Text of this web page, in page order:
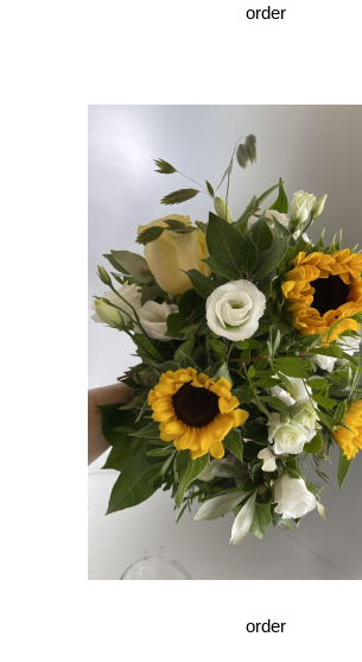
order
order